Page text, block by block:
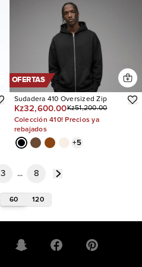
OFERTAS
Sudadera 410 Oversized Zip
Kz32,600.00Kz51,200.00
Colección 410! Precios ya
rebajados
+5
3 ... 8
60 120